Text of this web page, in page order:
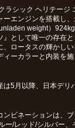
ラシック ヘリテージ
ーエンジンを搭載し
weight）
』として唯一の存在
ロータスの輝かし
ィーカラーと内装を
は5月以降、日本デリ
ンビネーションは、
ー/レッド/シルバー